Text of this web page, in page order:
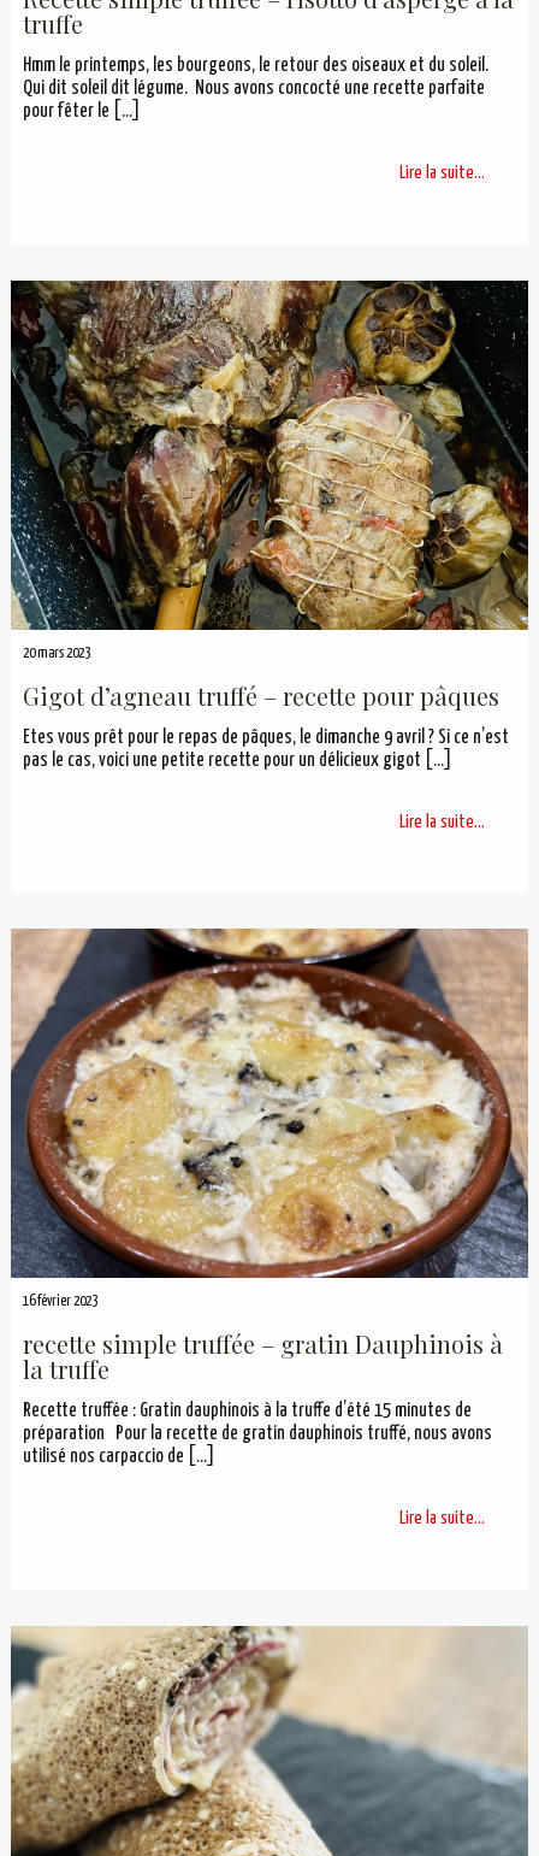
truffe
Hmm le printemps, les bourgeons, le retour des oiseaux et du soleil.
Qui dit soleil dit légume. Nous avons concocté une recette parfaite
pour fêter le […]
Lire la suite...
20 mars 2023
Gigot d’agneau truffé – recette pour pâques
Etes vous prêt pour le repas de pâques, le dimanche 9 avril ? Si ce n’est
pas le cas, voici une petite recette pour un délicieux gigot […]
Lire la suite...
16 février 2023
recette simple truffée – gratin Dauphinois à
la truffe
Recette truffée : Gratin dauphinois à la truffe d’été 15 minutes de
préparation Pour la recette de gratin dauphinois truffé, nous avons
utilisé nos carpaccio de […]
Lire la suite...